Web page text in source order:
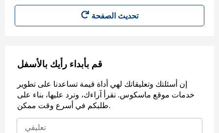
تحديث الصفحة
قم بأبداء رأيك بالأسفل
إن أسئلتك وتعليقاتك لهي أداة قيمة تساعدنا على تطوير
خدمات موقع ماسكوس. نقرأ آراءك، ونرد عليها، بناء على
طلبكم في أسرع وقت ممكن.